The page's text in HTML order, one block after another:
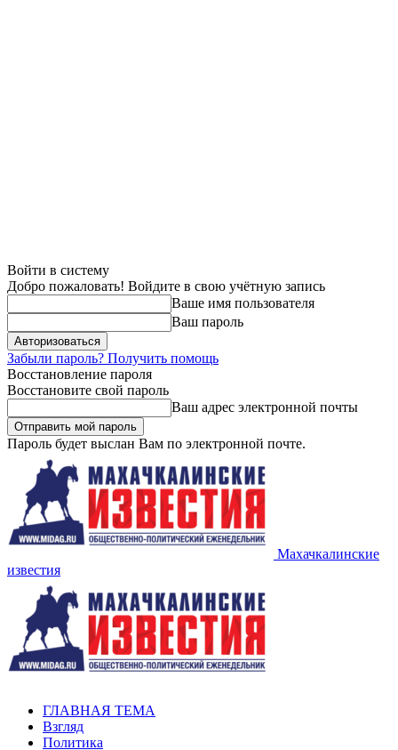
Войти в систему
Добро пожаловать! Войдите в свою учётную запись
Ваше имя пользователя
Ваш пароль
Забыли пароль? Получить помощь
Восстановление пароля
Восстановите свой пароль
Ваш адрес электронной почты
Пароль будет выслан Вам по электронной почте.
Махачкалинские
известия
ГЛАВНАЯ ТЕМА
Взгляд
Политика